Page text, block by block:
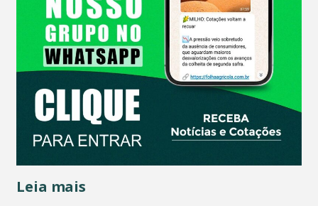
Leia mais